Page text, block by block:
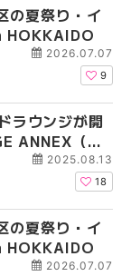
の夏祭り・イ
HOKKAIDO
2026.07.07
9
ラウンジが開
ANNEX（ス
ス）」をご紹
2025.08.13
18
の夏祭り・イ
HOKKAIDO
2026.07.07
夏 札幌市豊平
まとめ |
夏 札幌市中央
まとめ |
夏 恵庭市・千
トまとめ |
年最新】新千
絶対に外せない
菓子18選 |
歳空港】新カー
SUPER
ーラウンジアネッ
！ | MouLa
夏 札幌市豊平
まとめ |